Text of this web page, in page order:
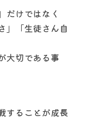
だけではなく
」「生徒さん自
大切である事
することが成長